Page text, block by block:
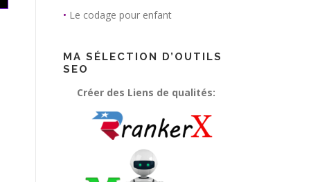
• Le codage pour enfant
MA SÉLECTION D’OUTILS
SEO
Créer des Liens de qualités: